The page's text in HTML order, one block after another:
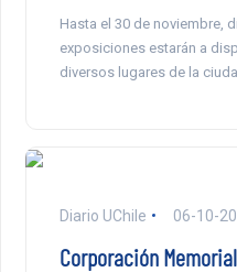
Hasta el 30 de noviembre,
exposiciones estarán a
diversos lugares de la
Diario UChile 06-10-
Corporación